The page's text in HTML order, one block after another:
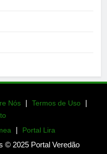
Nós | Termos de Uso |
| Portal Lira
© 2025 Portal Veredão